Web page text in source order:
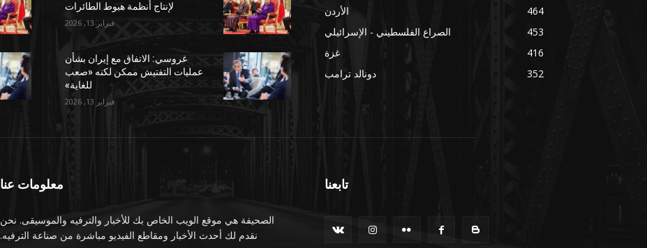
لإنتاج أنظمة هبوط الطائرات
فبراير 13, 2026
غروسي: الاتفاق مع إيران بشأن
عمليات التفتيش ممكن لكنه «صعب
للغاية»
فبراير 13, 2026
الأردن
464
الصراع الفلسطيني - الإسرائيلي
453
غزة
416
دونالد ترامب
352
معلومات عنا
الصحيفة هي موقع الويب الخاص بك للأخبار والترفيه والموسيقى. نحن
نقدم لك أحدث الأخبار ومقاطع الفيديو مباشرة من صناعة الترفيه.
تابعنا